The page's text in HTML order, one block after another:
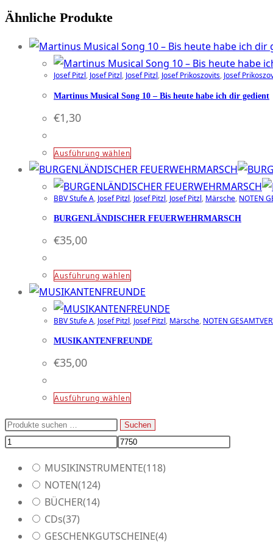
Ähnliche Produkte
Josef Pitzl, Josef Pitzl, Josef Pitzl, Josef Prikoszovits, Josef
Martinus Musical Song 10 – Bis heute habe ich dir gedient
€1,30
Ausführung wählenDieses
Produkt
weist
mehrere
Varianten
Optionen
können
auf
der
Produktseite
BBV Stufe A, Josef Pitzl, Josef Pitzl, Josef Pitzl, Märsche, NOTEN
BURGENLÄNDISCHER FEUERWEHRMARSCH
€35,00
Ausführung wählenDieses
Produkt
weist
mehrere
Varianten
Optionen
auf
der
Produktseite
BBV Stufe A, Josef Pitzl, Josef Pitzl, Märsche, NOTEN
MUSIKANTENFREUNDE
€35,00
Ausführung wählenDieses
weist
mehrere
Varianten
können
Suchen
nach:
Suchen
MUSIKINSTRUMENTE(118)
NOTEN(124)
BÜCHER(14)
CDs(37)
GESCHENKGUTSCHEINE(4)